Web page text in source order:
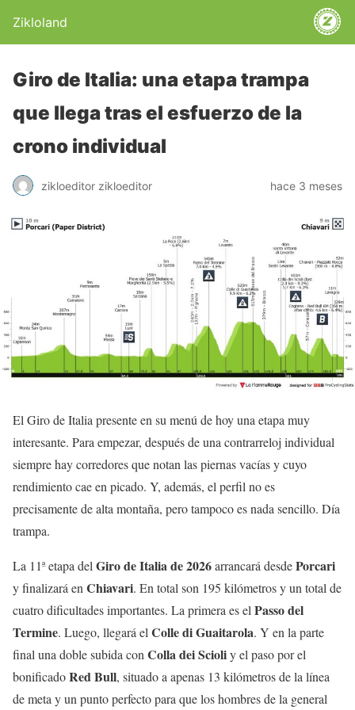
Zikloland
Giro de Italia: una etapa trampa
que llega tras el esfuerzo de la
crono individual
zikloeditor zikloeditor hace 3 meses
El Giro de Italia presente en su menú de hoy una etapa muy
interesante. Para empezar, después de una contrarreloj individual
siempre hay corredores que notan las piernas vacías y cuyo
rendimiento cae en picado. Y, además, el perfil no es
precisamente de alta montaña, pero tampoco es nada sencillo. Día
trampa.
La 11ª etapa del Giro de Italia de 2026arrancará desdePorcari
y finalizará en Chiavari. En total son 195 kilómetros y un total de
cuatro dificultades importantes. La primera es el Passo del
Termine. Luego, llegará el Colle di Guaitarola. Y en la parte
final una doble subida con Colla dei Scioliy el paso por el
bonificadoRed Bull, situado a apenas 13 kilómetros de la línea
de meta y un punto perfecto para que los hombres de la general